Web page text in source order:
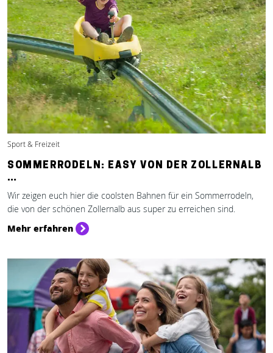
Sport & Freizeit
SOMMERRODELN: EASY VON DER ZOLLERNALB
…
Wir zeigen euch hier die coolsten Bahnen für ein Sommerrodeln,
die von der schönen Zollernalb aus super zu erreichen sind.
Mehr erfahren